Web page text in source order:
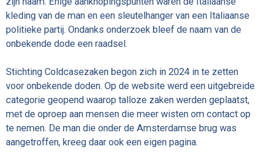
kleding van de man en een sleutelhanger van een Italiaanse
politieke partij. Ondanks onderzoek bleef de naam van de
onbekende dode een raadsel.
Stichting Coldcasezaken begon zich in 2024 in te zetten
voor onbekende doden. Op de website werd een uitgebreide
categorie geopend waarop talloze zaken werden geplaatst,
met de oproep aan mensen die meer wisten om contact op
te nemen. De man die onder de Amsterdamse brug was
aangetroffen, kreeg daar ook een eigen pagina.